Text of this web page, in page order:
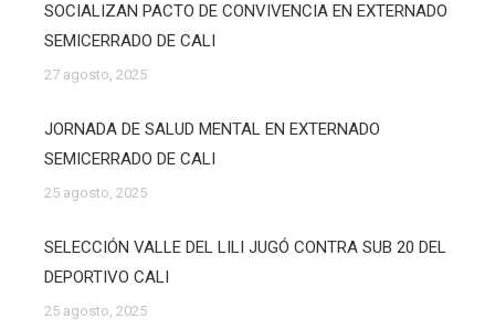
SOCIALIZAN PACTO DE CONVIVENCIA EN EXTERNADO
SEMICERRADO DE CALI
27 agosto, 2025
JORNADA DE SALUD MENTAL EN EXTERNADO
SEMICERRADO DE CALI
25 agosto, 2025
SELECCIÓN VALLE DEL LILI JUGÓ CONTRA SUB 20 DEL
DEPORTIVO CALI
25 agosto, 2025